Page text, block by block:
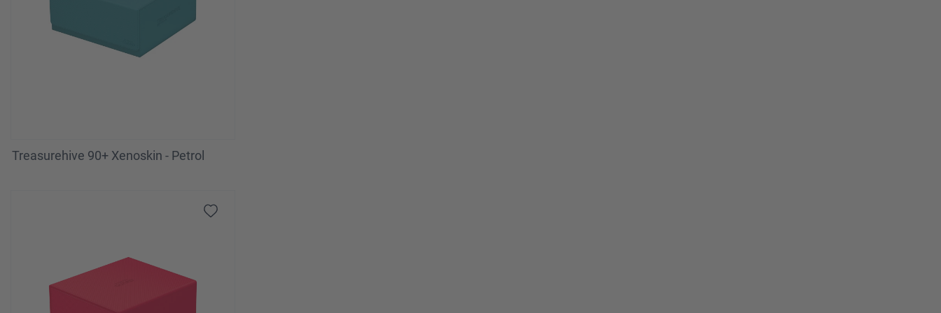
Treasurehive 90+ Xenoskin - Petrol